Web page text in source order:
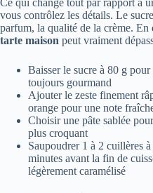
vous contrôlez les détails. Le
parfum, la qualité de la crème. En
tarte maison peut vraiment
Baisser le sucre à 80 g
toujours gourmand
Ajouter le zeste finement
orange pour une note
Choisir une pâte sablée
plus croquant
Saupoudrer 1 à 2 cuillères
minutes avant la fin de
légèrement caramélisé